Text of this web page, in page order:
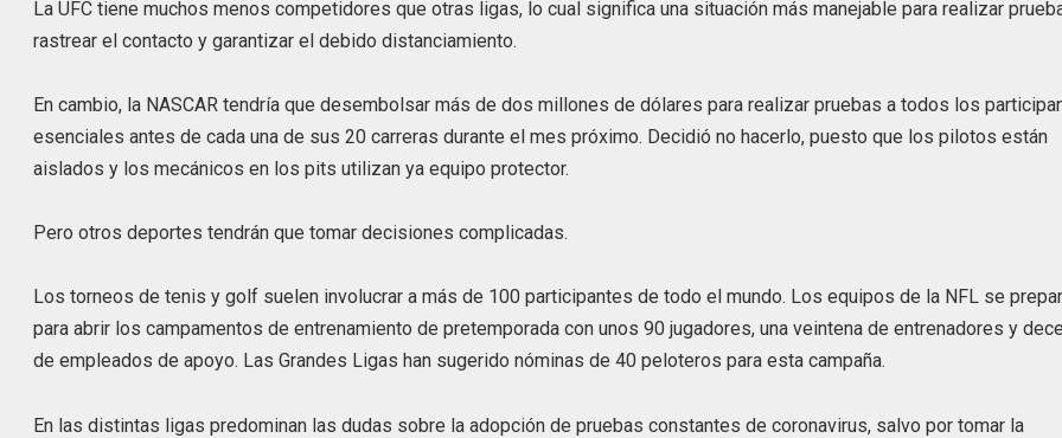
La UFC tiene muchos menos competidores que otras ligas, lo cual significa una situación más manejable para realizar
rastrear el contacto y garantizar el debido distanciamiento.
En cambio, la NASCAR tendría que desembolsar más de dos millones de dólares para realizar pruebas a todos los
esenciales antes de cada una de sus 20 carreras durante el mes próximo. Decidió no hacerlo, puesto que los pilotos están
aislados y los mecánicos en los pits utilizan ya equipo protector.
Pero otros deportes tendrán que tomar decisiones complicadas.
Los torneos de tenis y golf suelen involucrar a más de 100 participantes de todo el mundo. Los equipos de la NFL se
para abrir los campamentos de entrenamiento de pretemporada con unos 90 jugadores, una veintena de entrenadores y
de empleados de apoyo. Las Grandes Ligas han sugerido nóminas de 40 peloteros para esta campaña.
En las distintas ligas predominan las dudas sobre la adopción de pruebas constantes de coronavirus, salvo por tomar la